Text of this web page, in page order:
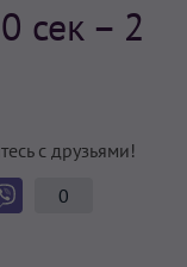
сек – 2
с друзьями!
0